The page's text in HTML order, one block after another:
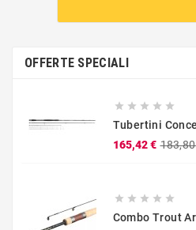
OFFERTE SPECIALI
    
Tubertini
165,42 €
    
Combo Trout